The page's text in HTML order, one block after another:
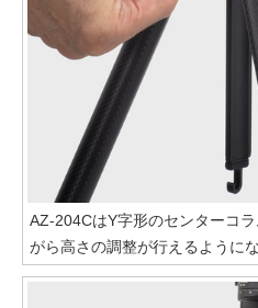
AZ-204CはY字形のセンターコ
がら高さの調整が行えるように